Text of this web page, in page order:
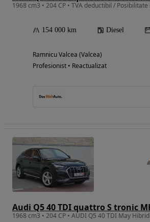
1968 cm3 • 204 CP • TVA deductibil /
154 000 km Diesel
Ramnicu Valcea (Valcea)
Profesionist • Reactualizat